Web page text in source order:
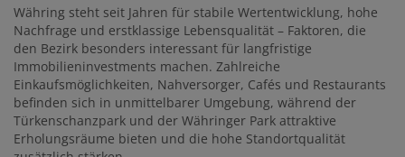
Währing steht seit Jahren für stabile Wertentwicklung, hohe
Nachfrage und erstklassige Lebensqualität – Faktoren, die
den Bezirk besonders interessant für langfristige
Immobilieninvestments machen. Zahlreiche
Einkaufsmöglichkeiten, Nahversorger, Cafés und Restaurants
befinden sich in unmittelbarer Umgebung, während der
Türkenschanzpark und der Währinger Park attraktive
Erholungsräume bieten und die hohe Standortqualität